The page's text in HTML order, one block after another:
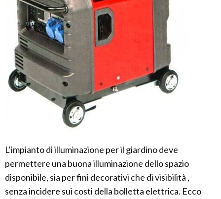
L’impianto di illuminazione per il giardino deve
permettere una buona illuminazione dello spazio
disponibile, sia per fini decorativi che di visibilità ,
senza incidere sui costi della bolletta elettrica. Ecco